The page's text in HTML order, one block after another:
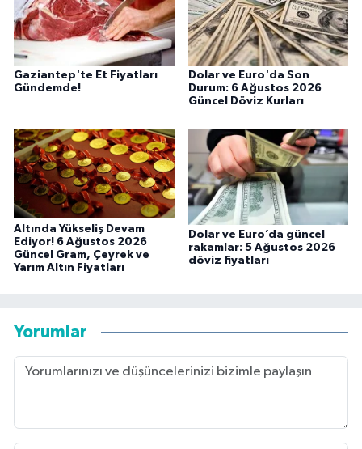
Gaziantep'te Et Fiyatları
Gündemde!
Dolar ve Euro'da Son
Durum: 6 Ağustos 2026
Güncel Döviz Kurları
Altında Yükseliş Devam
Ediyor! 6 Ağustos 2026
Güncel Gram, Çeyrek ve
Yarım Altın Fiyatları
Dolar ve Euro’da güncel
rakamlar: 5 Ağustos 2026
döviz fiyatları
Yorumlar